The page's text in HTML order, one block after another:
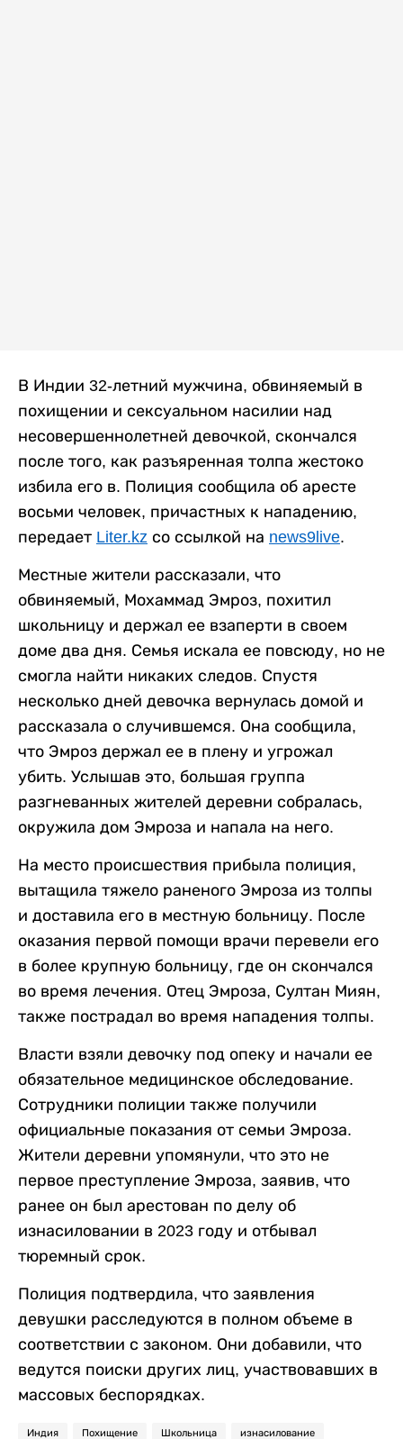
В Индии 32-летний мужчина, обвиняемый в
похищении и сексуальном насилии над
несовершеннолетней девочкой, скончался
после того, как разъяренная толпа жестоко
избила его в. Полиция сообщила об аресте
восьми человек, причастных к нападению,
передает Liter.kz со ссылкой на news9live.
Местные жители рассказали, что
обвиняемый, Мохаммад Эмроз, похитил
школьницу и держал ее взаперти в своем
доме два дня. Семья искала ее повсюду, но не
смогла найти никаких следов. Спустя
несколько дней девочка вернулась домой и
рассказала о случившемся. Она сообщила,
что Эмроз держал ее в плену и угрожал
убить. Услышав это, большая группа
разгневанных жителей деревни собралась,
окружила дом Эмроза и напала на него.
На место происшествия прибыла полиция,
вытащила тяжело раненого Эмроза из толпы
и доставила его в местную больницу. После
оказания первой помощи врачи перевели его
в более крупную больницу, где он скончался
во время лечения. Отец Эмроза, Султан Миян,
также пострадал во время нападения толпы.
Власти взяли девочку под опеку и начали ее
обязательное медицинское обследование.
Сотрудники полиции также получили
официальные показания от семьи Эмроза.
Жители деревни упомянули, что это не
первое преступление Эмроза, заявив, что
ранее он был арестован по делу об
изнасиловании в 2023 году и отбывал
тюремный срок.
Полиция подтвердила, что заявления
девушки расследуются в полном объеме в
соответствии с законом. Они добавили, что
ведутся поиски других лиц, участвовавших в
массовых беспорядках.
Индия Похищение Школьница изнасилование